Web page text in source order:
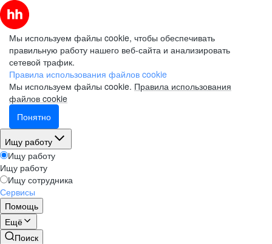
Мы используем файлы cookie, чтобы обеспечивать
правильную работу нашего веб-сайта и анализировать
сетевой трафик.
Правила использования файлов cookie
Мы используем файлы cookie. Правила использования
файлов cookie
Понятно
Ищу работу
Ищу работу
Ищу работу
Ищу сотрудника
Сервисы
Помощь
Ещё
Поиск